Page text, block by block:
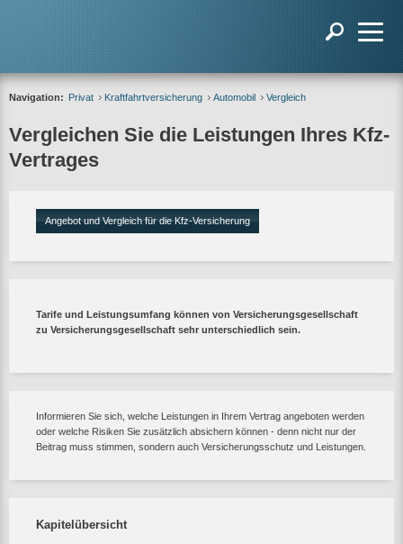
Navigation: Privat Kraftfahrtversicherung Automobil Vergleich
Vergleichen Sie die Leistungen Ihres Kfz-
Vertrages
Angebot und Vergleich für die Kfz-Versicherung
Tarife und Leistungsumfang können von Versicherungsgesellschaft
zu Versicherungsgesellschaft sehr unterschiedlich sein.
Informieren Sie sich, welche Leistungen in Ihrem Vertrag angeboten werden
oder welche Risiken Sie zusätzlich absichern können - denn nicht nur der
Beitrag muss stimmen, sondern auch Versicherungsschutz und Leistungen.
Kapitelübersicht